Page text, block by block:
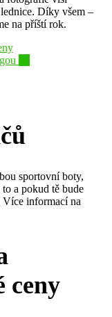
Díky všem –
na příští rok.
→
sportovní boty,